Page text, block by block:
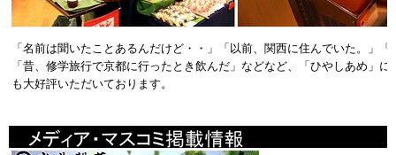
「名前は聞いたことあるんだけど・・」「以前、関西に住んでいた。」
「昔、修学旅行で京都に行ったとき飲んだ」などなど、「ひやしあめ」
も大好評いただいております。